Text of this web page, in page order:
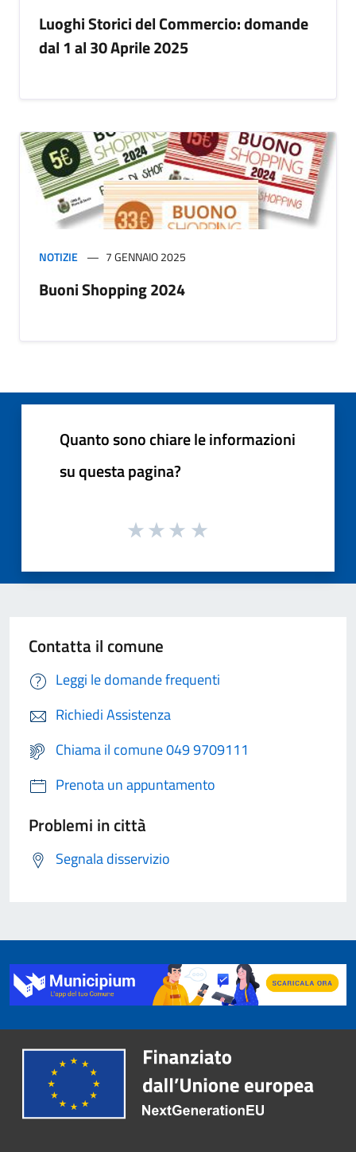
Luoghi Storici del Commercio: domande
dal 1 al 30 Aprile 2025
NOTIZIE 7 GENNAIO 2025
Buoni Shopping 2024
Quanto sono chiare le informazioni
su questa pagina?
Contatta il comune
Leggi le domande frequenti
Richiedi Assistenza
Chiama il comune 049 9709111
Prenota un appuntamento
Problemi in città
Segnala disservizio